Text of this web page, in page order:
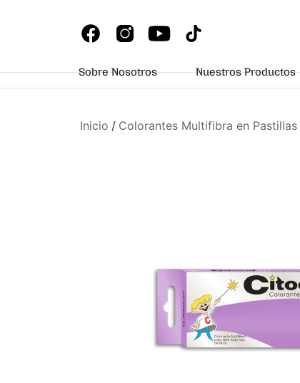
Sobre Nosotros Nuestros Productos
Inicio / Colorantes Multifibra en Pastillas